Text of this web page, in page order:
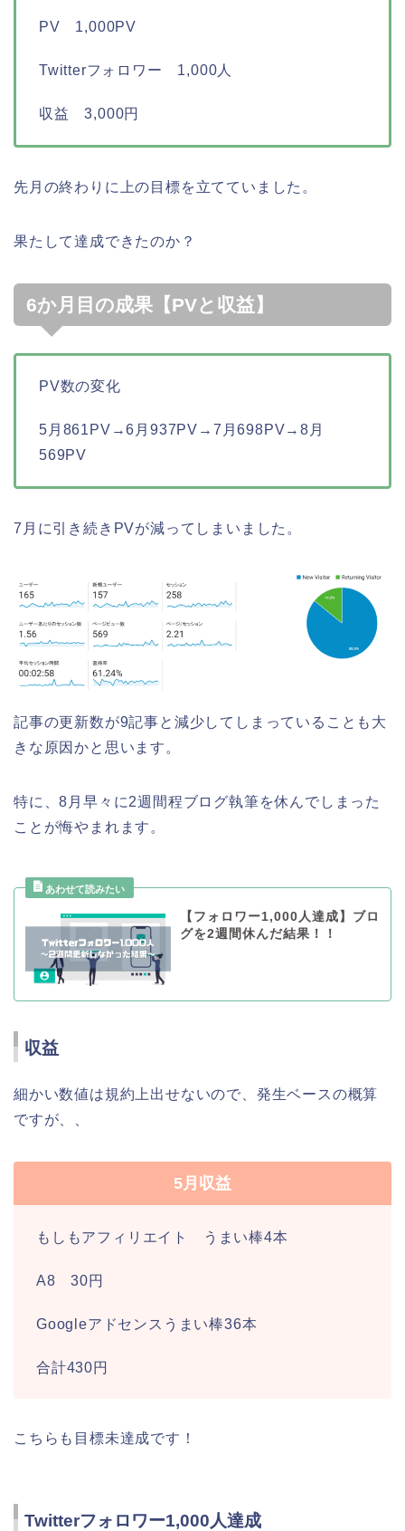
PV 1,000PV
Twitterフォロワー 1,000人
収益 3,000円
先月の終わりに上の目標を立てていました。
果たして達成できたのか？
6か月目の成果【PVと収益】
PV数の変化
5月861PV→6月937PV→7月698PV→8月
569PV
7月に引き続きPVが減ってしまいました。
記事の更新数が9記事と減少してしまっていることも大
きな原因かと思います。
特に、8月早々に2週間程ブログ執筆を休んでしまった
ことが悔やまれます。
【フォロワー1,000人達成】ブロ
グを2週間休んだ結果！！
収益
細かい数値は規約上出せないので、発生ベースの概算
ですが、、
5月収益
もしもアフィリエイト うまい棒4本
A8 30円
Googleアドセンスうまい棒36本
合計430円
こちらも目標未達成です！
Twitterフォロワー1,000人達成